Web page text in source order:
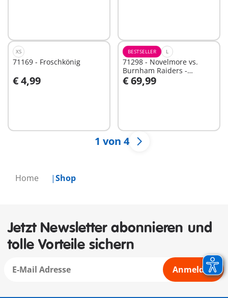
Home Shop
XS
71169 - Froschkönig
€ 4,99
BESTSELLER L
71298 - Novelmore vs.
Burnham Raiders -
Turnierarena
€ 69,99
1 von 4
Jetzt Newsletter abonnieren und
tolle Vorteile sichern
Anmelden